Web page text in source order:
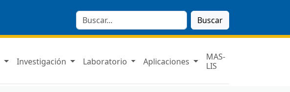
Buscar
Investigación Laboratorio Aplicaciones
MAS-
LIS